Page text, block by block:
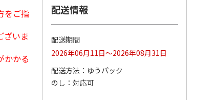
お中元＞ななこ
4.5 （2）
金澤小町 KMC-15Ｒ
4.8
（4）
2,380円
(送料・税込)
をご指
ざいま
かかる
配送情報
配送期間
2026年06月11日～2026年08月31日
配送方法
ゆうパック
のし
対応可